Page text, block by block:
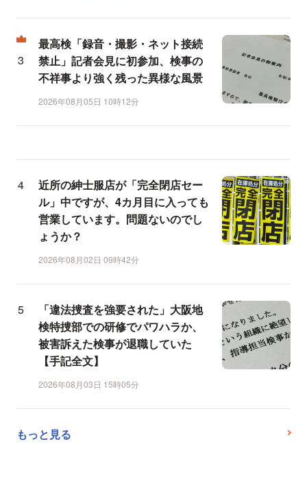
最高検「録音・撮影・ネット接続
禁止」記者会見に初参加、検事の
不祥事より強く残った異様な風景
2026年08月05日 10時12分
近所の紳士服店が「完全閉店セー
ル」中ですが、4カ月目に入っても
営業しています。問題ないのでし
ょうか？
2026年08月02日 09時42分
「違法捜査を強要された」大阪地
検特捜部での研修でパワハラか、
被害訴えた検事が退職していた
【手記全文】
2026年08月03日 15時05分
もっと見る